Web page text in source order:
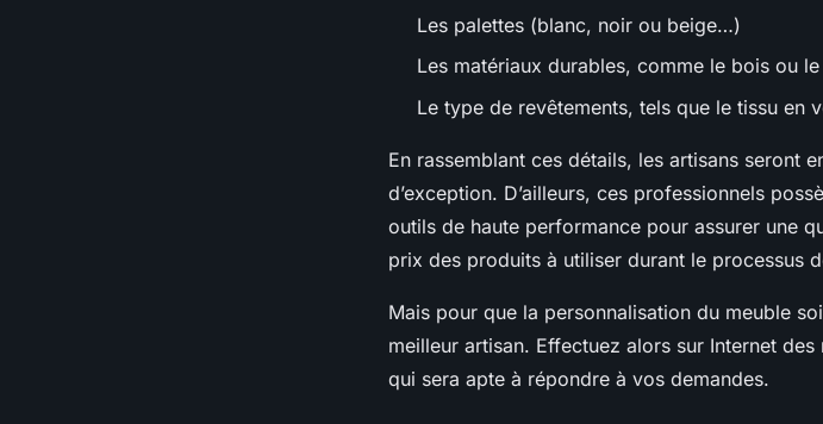
Les palettes (blanc, noir ou beige…)
Les matériaux durables, comme le bois ou
Le type de revêtements, tels que le tissu en
En rassemblant ces détails, les artisans seront
d’exception. D’ailleurs, ces professionnels
outils de haute performance pour assurer une
prix des produits à utiliser durant le processus
Mais pour que la personnalisation du meuble
meilleur artisan. Effectuez alors sur Internet
qui sera apte à répondre à vos demandes.